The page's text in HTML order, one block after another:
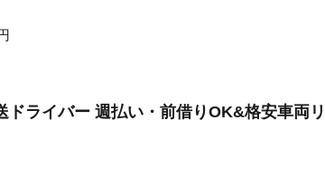
ドライバー 週払い・前借りOK&格安車両